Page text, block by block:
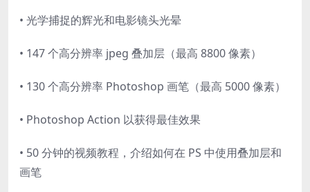
• 光学捕捉的辉光和电影镜头光晕
• 147 个高分辨率 jpeg 叠加层（最高 8800 像素）
• 130 个高分辨率 Photoshop 画笔（最高 5000 像素）
• Photoshop Action 以获得最佳效果
• 50 分钟的视频教程，介绍如何在 PS 中使用叠加层和
画笔